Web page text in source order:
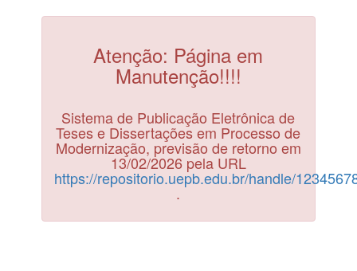
Atenção: Página em
Manutenção!!!!
Sistema de Publicação Eletrônica de
Teses e Dissertações em Processo de
Modernização, previsão de retorno em
13/02/2026 pela URL
https://repositorio.uepb.edu.br/handle/
.